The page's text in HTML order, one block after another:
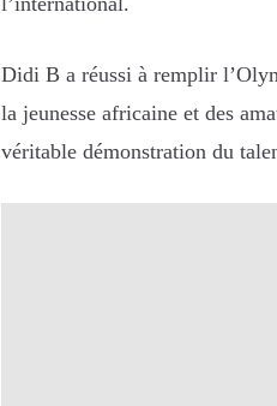
Didi B a réussi à remplir
la jeunesse africaine et des
véritable démonstration du